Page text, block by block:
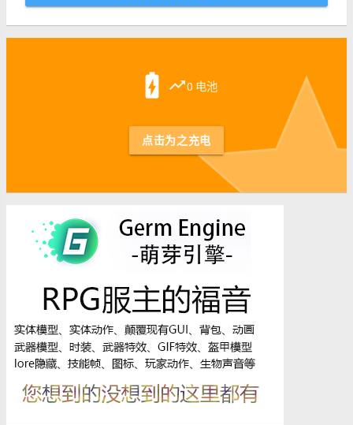
battery_charging_full trending_up0 电池
点击为之充电